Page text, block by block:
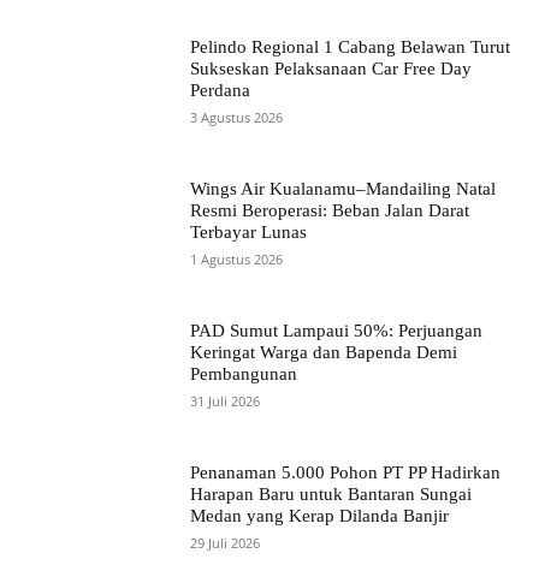
Pelindo Regional 1 Cabang Belawan Turut
Sukseskan Pelaksanaan Car Free Day
Perdana
3 Agustus 2026
Wings Air Kualanamu–Mandailing Natal
Resmi Beroperasi: Beban Jalan Darat
Terbayar Lunas
1 Agustus 2026
PAD Sumut Lampaui 50%: Perjuangan
Keringat Warga dan Bapenda Demi
Pembangunan
31 Juli 2026
Penanaman 5.000 Pohon PT PP Hadirkan
Harapan Baru untuk Bantaran Sungai
Medan yang Kerap Dilanda Banjir
29 Juli 2026